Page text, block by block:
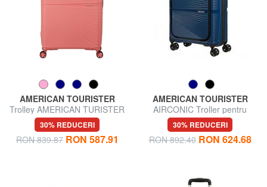
AMERICAN TOURISTER
Trolley AMERICAN TURISTER
AIRCONIC, dimensiuni mari,
ușoare
30% REDUCERI
RON 839.87 RON 587.91
AMERICAN TOURISTER
AIRCONIC Troller pentru
bagaje de mână, suport PC
15,6".
30% REDUCERI
RON 892.40 RON 624.68